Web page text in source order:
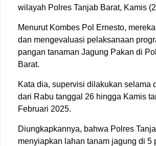
wilayah Polres Tanjab Barat, Kamis
Menurut Kombes Pol Ernesto,
dan mengevaluasi pelaksanaan
pangan tanaman Jagung Pakan di
Barat.
Kata dia, supervisi dilakukan selama
dari Rabu tanggal 26 hingga Kamis
Februari 2025.
Diungkapkannya, bahwa Polres
menyiapkan lahan tanam jagung di 5